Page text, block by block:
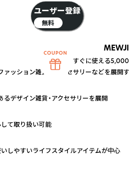
MEWJI
ッション雑貨やアクセサリーなどを展開
デザイン雑貨・アクセサリーを展開
て取り扱い可能
しやすいライフスタイルアイテムが中心
ユーザー登録
無料
すぐに使える5,000